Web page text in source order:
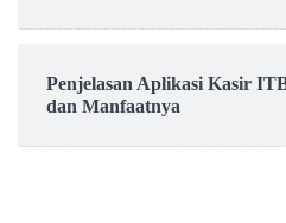
Penjelasan Aplikasi Kasir
dan Manfaatnya